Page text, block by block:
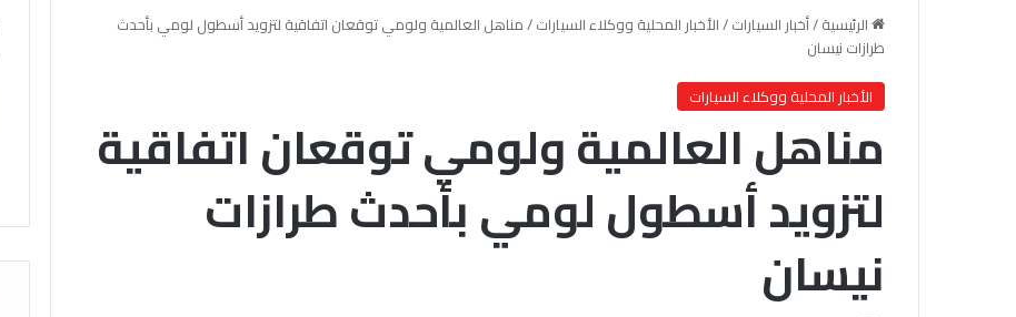
الرئيسية/أخبار السيارات/الأخبار المحلية ووكلاء السيارات/مناهل العالمية ولومي توقعان اتفاقية لتزويد أسطول لومي بأحدث
طرازات نيسان
الأخبار المحلية ووكلاء السيارات
مناهل العالمية ولومي توقعان اتفاقية
لتزويد أسطول لومي بأحدث طرازات
نيسان